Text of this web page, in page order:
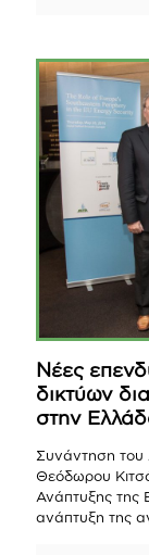
Νέες
δικτύων
στην
Συνάντηση του
Θεόδωρου
Ανάπτυξης της
ανάπτυξη της